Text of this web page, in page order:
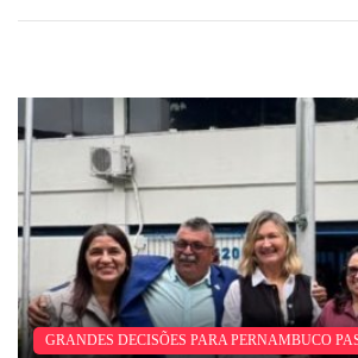
GRANDES DECISÕES PARA PERNAMBUCO